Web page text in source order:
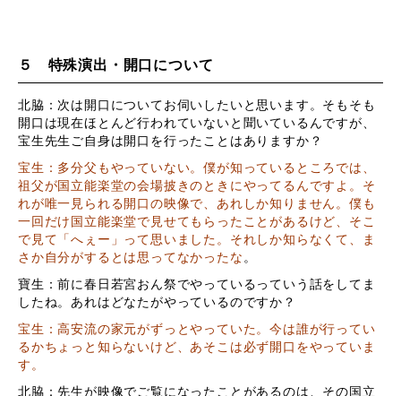
５ 特殊演出・開口について
北脇：次は開口についてお伺いしたいと思います。そもそも
開口は現在ほとんど行われていないと聞いているんですが、
宝生先生ご自身は開口を行ったことはありますか？
宝生：多分父もやっていない。僕が知っているところでは、
祖父が国立能楽堂の会場披きのときにやってるんですよ。そ
れが唯一見られる開口の映像で、あれしか知りません。僕も
一回だけ国立能楽堂で見せてもらったことがあるけど、そこ
で見て「へぇー」って思いました。それしか知らなくて、ま
さか自分がするとは思ってなかったな 。
寶生：前に春日若宮おん祭でやっているっていう話をしてま
したね。あれはどなたがやっているのですか？
宝生：高安流の家元がずっとやっていた。今は誰が行ってい
るかちょっと知らないけど、あそこは必ず開口をやっていま
す。
北脇：先生が映像でご覧になったことがあるのは、その国立